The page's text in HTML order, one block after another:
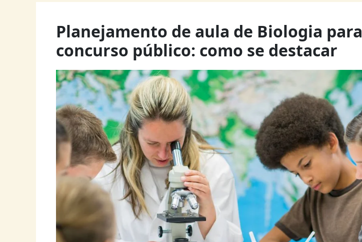
Planejamento de aula de Biologia para
concurso público: como se destacar